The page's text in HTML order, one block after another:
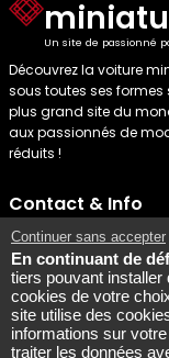
Un site de passionné
Découvrez la voiture
sous toutes ses formes
plus grand site du
aux passionnés de
réduits !
Contact & Info
Maquette Mobylette
SEO parLaurent
Page consultee le
06
Mais pourquoi le
Continuer sans accepter
En continuant de
tiers pouvant
cookies de votre
site utilise des
informations sur
traiter les données